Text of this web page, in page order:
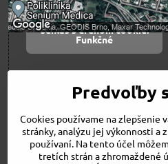
Povoliť a zapamätať -
súhlas s druhom cookie:
Funkčné
Otvoriť obsah v novom okne
Novinky
Niečo o nás
Naša ponuka
Predvoľby
Cookies používame na zlepšenie
stránky, analýzu jej výkonnosti a
používaní. Na tento účel
tretích strán a zhromaždené